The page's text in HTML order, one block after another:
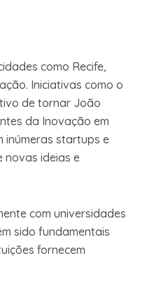
como Recife,
Iniciativas como o
de tornar João
da Inovação em
inúmeras startups e
novas ideias e
com universidades
sido fundamentais
fornecem